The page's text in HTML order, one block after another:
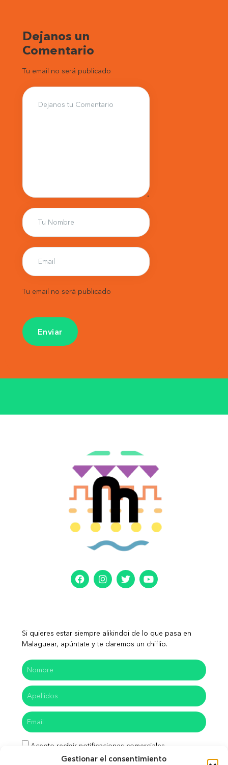
Gestionar el consentimiento
Dejanos un
Comentario
Tu email no será publicado
Tu email no será publicado
Si quieres estar siempre alikindoi de lo que pasa en
Malaguear, apúntate y te daremos un chiflio.
Acepto recibir notificaciones comerciales